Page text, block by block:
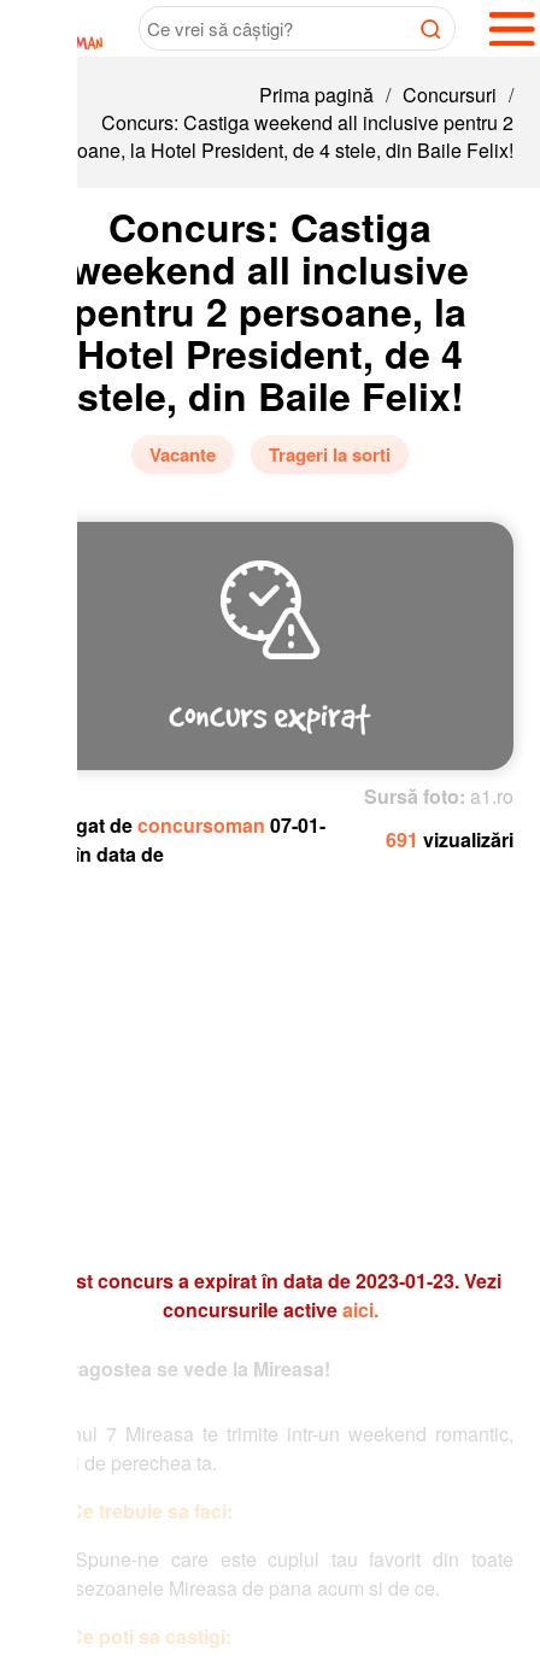
Prima pagină / Concursuri /
Concurs: Castiga weekend all inclusive pentru 2
la Hotel President, de 4 stele, din Baile Felix!
Concurs: Castiga
all inclusive
2 persoane, la
Hotel President, de 4
stele, din Baile Felix!
Vacante Trageri la sorti
Sursă foto:a1.ro
concursoman07-01-
data de
691 vizualizări
concurs a expirat în data de 2023-01-23. Vezi
concursurile activeaici.
se vede la Mireasa!
7 Mireasa te trimite intr-un weekend romantic,
de perechea ta.
trebuie sa faci:
ne care este cuplul tau favorit din toate
Mireasa de pana acum si de ce.
poti sa castigi: